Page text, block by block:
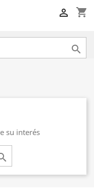
shopping_cart


su interés